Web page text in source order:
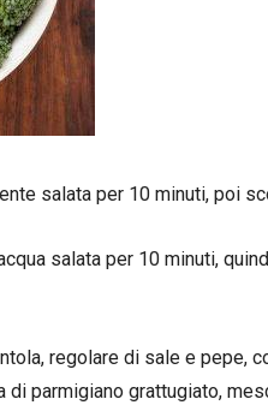
salata per 10 minuti, poi
salata per 10 minuti,
regolare di sale e pepe,
di parmigiano grattugiato,